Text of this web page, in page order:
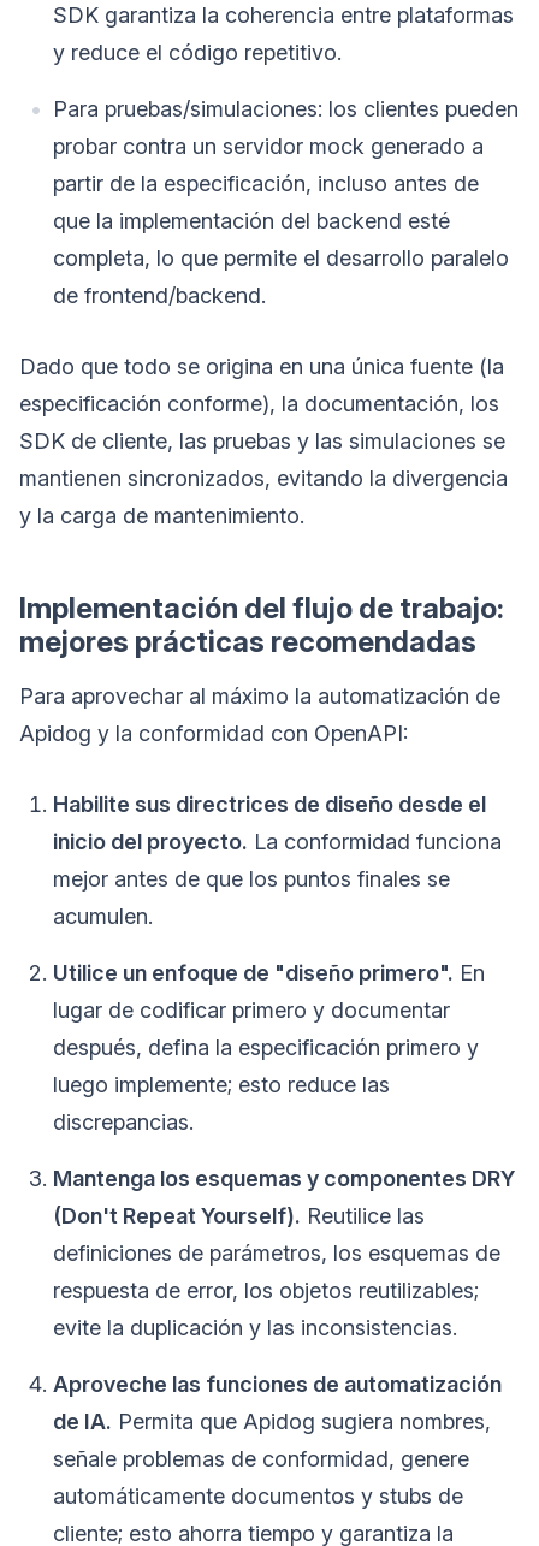
SDK garantiza la coherencia entre plataformas
y reduce el código repetitivo.
Para pruebas/simulaciones: los clientes pueden
probar contra un servidor mock generado a
partir de la especificación, incluso antes de
que la implementación del backend esté
completa, lo que permite el desarrollo paralelo
de frontend/backend.
Dado que todo se origina en una única fuente (la
especificación conforme), la documentación, los
SDK de cliente, las pruebas y las simulaciones se
mantienen sincronizados, evitando la divergencia
y la carga de mantenimiento.
Implementación del flujo de trabajo:
mejores prácticas recomendadas
Para aprovechar al máximo la automatización de
Apidog y la conformidad con OpenAPI:
Habilite sus directrices de diseño desde el
inicio del proyecto. La conformidad funciona
mejor antes de que los puntos finales se
acumulen.
Utilice un enfoque de "diseño primero". En
lugar de codificar primero y documentar
después, defina la especificación primero y
luego implemente; esto reduce las
discrepancias.
Mantenga los esquemas y componentes DRY
(Don't Repeat Yourself). Reutilice las
definiciones de parámetros, los esquemas de
respuesta de error, los objetos reutilizables;
evite la duplicación y las inconsistencias.
Aproveche las funciones de automatización
de IA. Permita que Apidog sugiera nombres,
señale problemas de conformidad, genere
automáticamente documentos y stubs de
cliente; esto ahorra tiempo y garantiza la